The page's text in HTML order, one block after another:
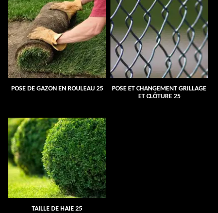
POSE DE GAZON EN ROULEAU 25
POSE ET CHANGEMENT GRILLAGE
ET CLÔTURE 25
TAILLE DE HAIE 25